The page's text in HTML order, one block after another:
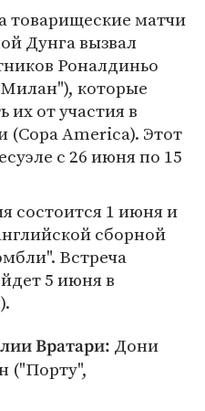
товарищеские матчи
Дунга вызвал
Роналдиньо
которые
от участия в
America). Этот
с 26 июня по 15
состоится 1 июня и
сборной
Встреча
5 июня в
Вратари: Дони
("Порту",